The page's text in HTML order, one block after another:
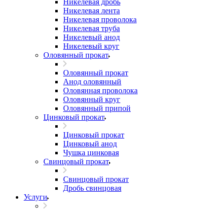
Никелевая дробь
Никелевая лента
Никелевая проволока
Никелевая труба
Никелевый анод
Никелевый круг
Оловянный прокат
Оловянный прокат
Анод оловянный
Оловянная проволока
Оловянный круг
Оловянный припой
Цинковый прокат
Цинковый прокат
Цинковый анод
Чушка цинковая
Свинцовый прокат
Свинцовый прокат
Дробь свинцовая
Услуги